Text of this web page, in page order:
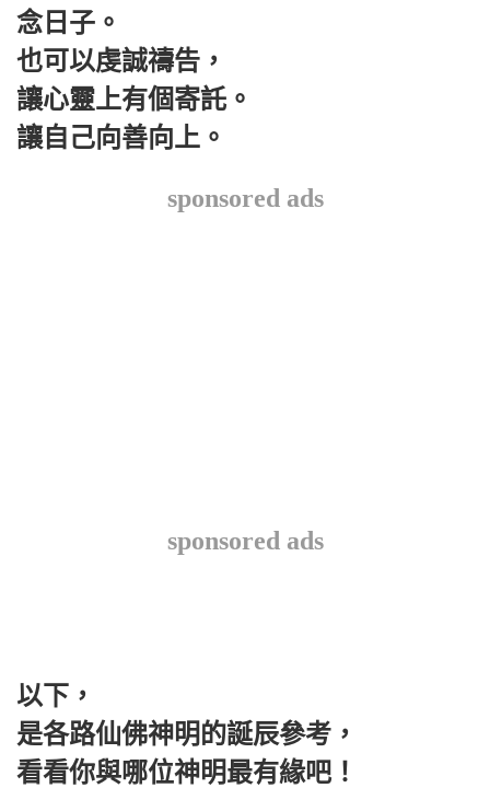
念日子。
也可以虔誠禱告，
讓心靈上有個寄託。
讓自己向善向上。
sponsored ads
sponsored ads
以下，
是各路仙佛神明的誕辰參考，
看看你與哪位神明最有緣吧！